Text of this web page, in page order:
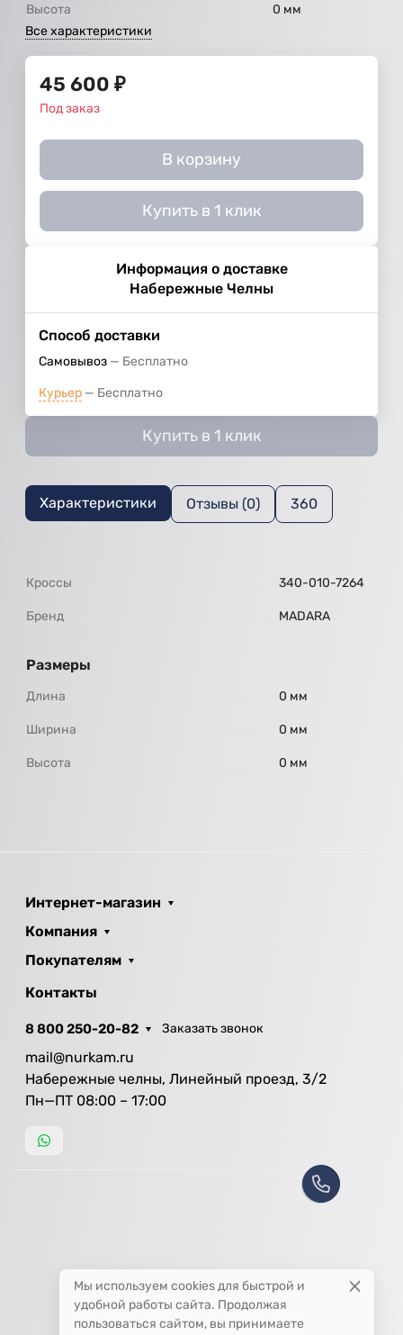
Высота
0 мм
Все характеристики
45 600 ₽
Под заказ
В корзину
Купить в 1 клик
Информация о доставке
Набережные Челны
Способ доставки
Самовывоз Бесплатно
Курьер Бесплатно
Купить в 1 клик
Характеристики Отзывы (0) 360
Кроссы 340-010-7264
Бренд МАDARA
Размеры
Длина 0 мм
Ширина 0 мм
Высота 0 мм
Интернет-магазин
Компания
Покупателям
Контакты
8 800 250-20-82 Заказать звонок
mail@nurkam.ru
Набережные челны, Линейный проезд, 3/2
Пн—ПТ 08:00 – 17:00
Мы используем cookies для быстрой и
удобной работы сайта. Продолжая
пользоваться сайтом, вы принимаете